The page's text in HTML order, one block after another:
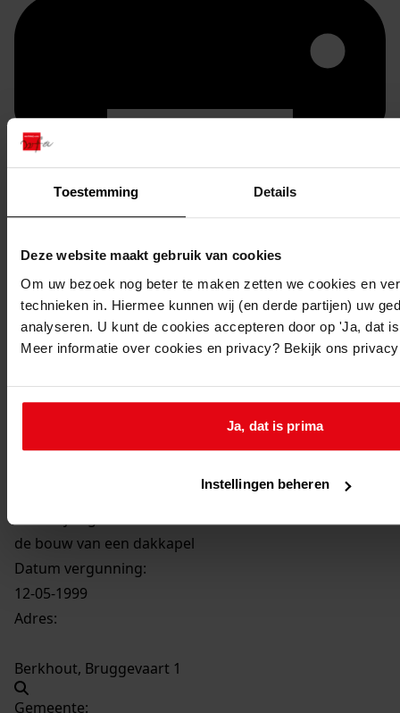
Toestemming Details
Deze website maakt gebruik van cookies
Om uw bezoek nog beter te maken zetten we cookies en
technieken in. Hiermee kunnen wij (en derde partijen) uw
analyseren. U kunt de cookies accepteren door op 'Ja, dat
Meer informatie over cookies en privacy? Bekijk ons
Ja, dat is prima
Instellingen beheren
duurzaam webadres
Nummers 2001 tot en met 2100
de bouw van een dakkapel
Datum vergunning:
12-05-1999
Adres:
Berkhout, Bruggevaart 1
Gemeente: